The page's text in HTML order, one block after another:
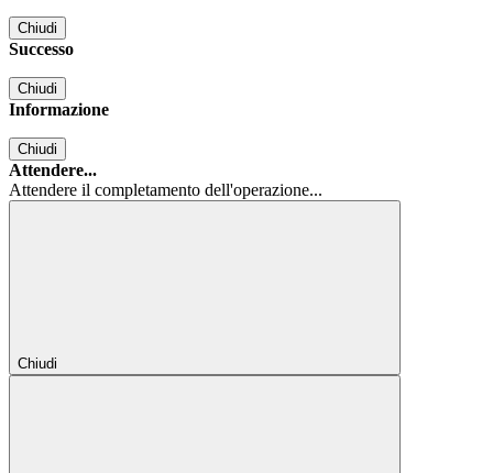
Chiudi
Successo
Chiudi
Informazione
Chiudi
Attendere...
Attendere il completamento dell'operazione...
Chiudi